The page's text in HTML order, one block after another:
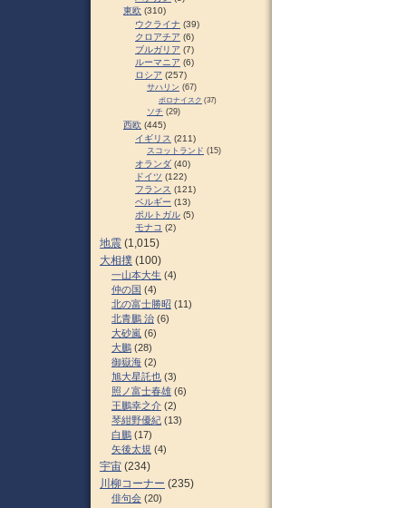
東欧 (310)
ウクライナ (39)
クロアチア (6)
ブルガリア (7)
ルーマニア (6)
ロシア (257)
サハリン (67)
ポロナイスク (37)
ソチ (29)
西欧 (445)
イギリス (211)
スコットランド (15)
オランダ (40)
ドイツ (122)
フランス (121)
ベルギー (13)
ポルトガル (5)
モナコ (2)
地震 (1,015)
大相撲 (100)
一山本大生 (4)
仲の国 (4)
北の富士勝昭 (11)
北青鵬 治 (6)
大砂嵐 (6)
大鵬 (28)
御嶽海 (2)
旭大星託也 (3)
照ノ富士春雄 (6)
王鵬幸之介 (2)
琴紺野優紀 (13)
白鵬 (17)
矢後太規 (4)
宇宙 (234)
川柳コーナー (235)
俳句会 (20)